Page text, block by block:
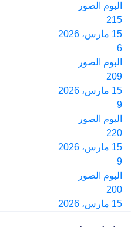
البوم الصور
215
15 مارس، 2026
6
البوم الصور
209
15 مارس، 2026
9
البوم الصور
220
15 مارس، 2026
9
البوم الصور
200
15 مارس، 2026